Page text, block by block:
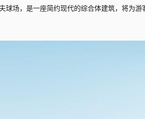
球场，是一座简约现代的综合体建筑，将为